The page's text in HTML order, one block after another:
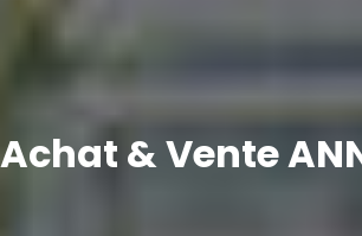
Achat & Vente